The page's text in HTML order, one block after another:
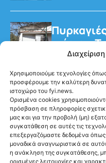
Χρησιμοποιούμε τεχνολογίες
προσφέρουμε την καλύτερη
ιστοχώρο του fyi.news.
Ορισμένα cookies
πρόσβαση σε πληροφορίες
μας και για την προβολή (μη)
συγκατάθεση σε αυτές τις
επεξεργαζόμαστε δεδομένα
μοναδικά αναγνωριστικά σε
η ανάκληση της συγκατάθεσης,
ορισμένες λειτουργίες και
κτίρια –
για τη
Ακολούθησέ μας